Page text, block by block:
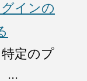
インの
定のプ
...